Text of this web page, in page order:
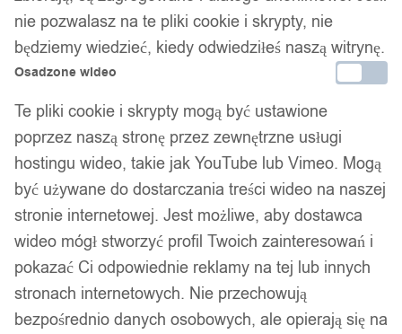
nie pozwalasz na te pliki cookie i skrypty, nie
będziemy wiedzieć, kiedy odwiedziłeś naszą witrynę.
Osadzone wideo
Te pliki cookie i skrypty mogą być ustawione
poprzez naszą stronę przez zewnętrzne usługi
hostingu wideo, takie jak YouTube lub Vimeo. Mogą
być używane do dostarczania treści wideo na naszej
stronie internetowej. Jest możliwe, aby dostawca
wideo mógł stworzyć profil Twoich zainteresowań i
pokazać Ci odpowiednie reklamy na tej lub innych
stronach internetowych. Nie przechowują
bezpośrednio danych osobowych, ale opierają się na